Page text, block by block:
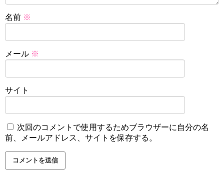
名前 ※
メール ※
サイト
次回のコメントで使用するためブラウザーに自分の名
前、メールアドレス、サイトを保存する。